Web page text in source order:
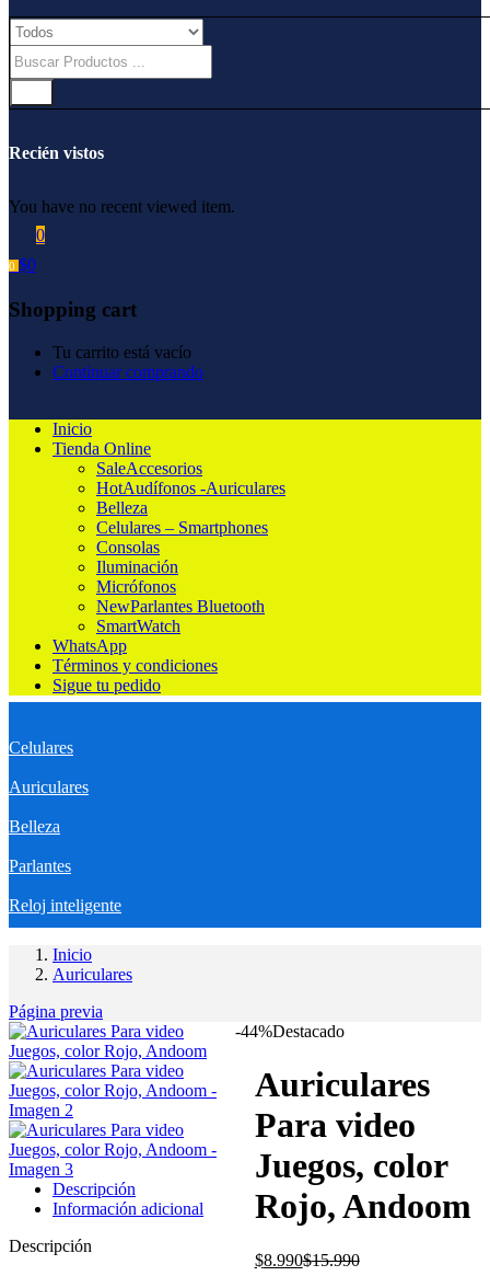
Recién vistos
You have no recent viewed item.
0
0 $0
Shopping cart
Tu carrito está vacío
Continuar comprando
Inicio
Tienda Online
SaleAccesorios
HotAudífonos -Auriculares
Belleza
Celulares – Smartphones
Consolas
Iluminación
Micrófonos
NewParlantes Bluetooth
SmartWatch
WhatsApp
Términos y condiciones
Sigue tu pedido
Celulares
Auriculares
Belleza
Parlantes
Reloj inteligente
Inicio
Auriculares
Página previa
-44%Destacado
Auriculares
Para video
Juegos, color
Rojo, Andoom
$8.990El
$15.990El
Descripción
Información adicional
Descripción